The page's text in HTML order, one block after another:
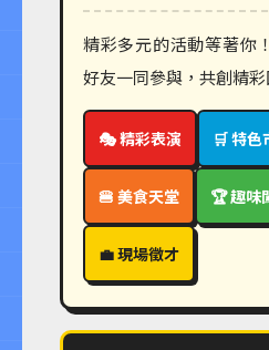
精彩多元的活動等著你
好友一同參與，共創精彩
🎭 精彩表演 🛒 特色
🍔 美食天堂 🏆 趣味
💼 現場徵才